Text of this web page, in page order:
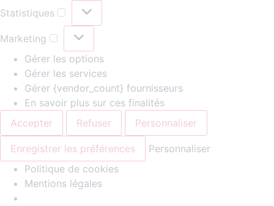
Statistiques
Marketing
Gérer les options
Gérer les services
Gérer {vendor_count} fournisseurs
En savoir plus sur ces finalités
Accepter
Refuser Personnaliser
Enregistrer les préférences
Personnaliser
Politique de cookies
Mentions légales